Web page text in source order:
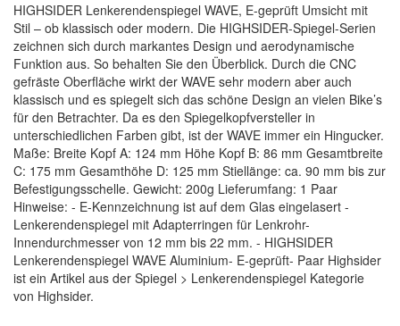
HIGHSIDER Lenkerendenspiegel WAVE, E-geprüft Umsicht mit
Stil – ob klassisch oder modern. Die HIGHSIDER-Spiegel-Serien
zeichnen sich durch markantes Design und aerodynamische
Funktion aus. So behalten Sie den Überblick. Durch die CNC
gefräste Oberfläche wirkt der WAVE sehr modern aber auch
klassisch und es spiegelt sich das schöne Design an vielen Bike’s
für den Betrachter. Da es den Spiegelkopfversteller in
unterschiedlichen Farben gibt, ist der WAVE immer ein Hingucker.
Maße: Breite Kopf A: 124 mm Höhe Kopf B: 86 mm Gesamtbreite
C: 175 mm Gesamthöhe D: 125 mm Stiellänge: ca. 90 mm bis zur
Befestigungsschelle. Gewicht: 200g Lieferumfang: 1 Paar
Hinweise: - E-Kennzeichnung ist auf dem Glas eingelasert -
Lenkerendenspiegel mit Adapterringen für Lenkrohr-
Innendurchmesser von 12 mm bis 22 mm. - HIGHSIDER
Lenkerendenspiegel WAVE Aluminium- E-geprüft- Paar Highsider
ist ein Artikel aus der Spiegel > Lenkerendenspiegel Kategorie
von Highsider.